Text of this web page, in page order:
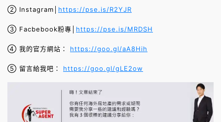
② Instagram│ https://pse.is/R2YJR
③ Facbebook粉專│ https://pse.is/MRDSH
④ 我的官方網站： https://goo.gl/aA8Hih
⑤ 留言給我吧： https://goo.gl/gLE2ow